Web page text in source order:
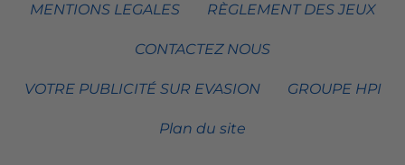
MENTIONS LEGALES RÈGLEMENT DES JEUX
CONTACTEZ NOUS
VOTRE PUBLICITÉ SUR EVASION GROUPE HPI
Plan du site